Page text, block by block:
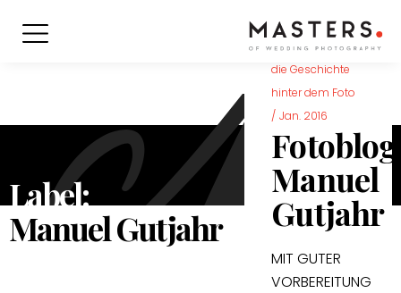
Label:
Manuel Gutjahr
die Geschichte
hinter dem Foto
/ Jan. 2016
Fotoblog
Manuel
Gutjahr
MIT GUTER
VORBEREITUNG